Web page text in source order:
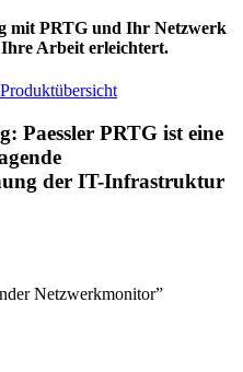
mit PRTG und Ihr Netzwerk
Arbeit erleichtert.
Produktübersicht
Paessler PRTG ist eine
der IT-Infrastruktur
Netzwerkmonitor”